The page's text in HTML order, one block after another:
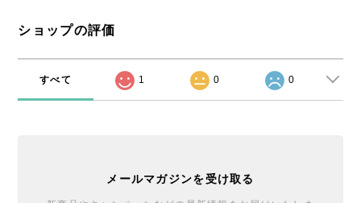
ショップの評価
すべて 1 0 0
メールマガジンを受け取る